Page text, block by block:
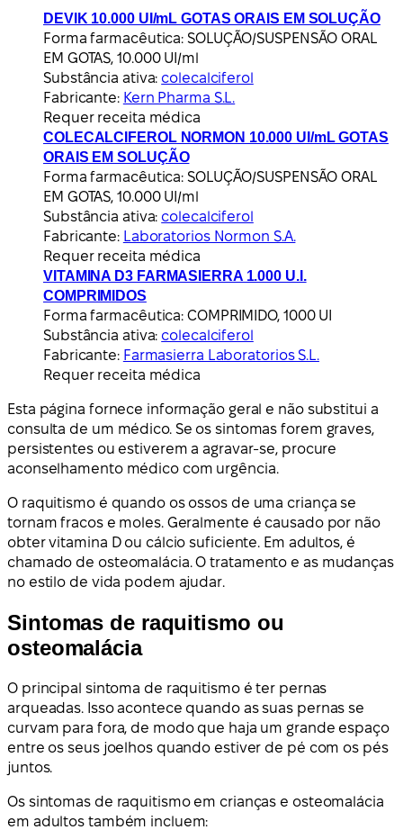
DEVIK 10.000 UI/mL GOTAS ORAIS EM SOLUÇÃO
Forma farmacêutica: SOLUÇÃO/SUSPENSÃO ORAL
EM GOTAS, 10.000 UI/ml
Substância ativa: colecalciferol
Fabricante: Kern Pharma S.L.
Requer receita médica
COLECALCIFEROL NORMON 10.000 UI/mL GOTAS
ORAIS EM SOLUÇÃO
Forma farmacêutica: SOLUÇÃO/SUSPENSÃO ORAL
EM GOTAS, 10.000 UI/ml
Substância ativa: colecalciferol
Fabricante: Laboratorios Normon S.A.
Requer receita médica
VITAMINA D3 FARMASIERRA 1.000 U.I.
COMPRIMIDOS
Forma farmacêutica: COMPRIMIDO, 1000 UI
Substância ativa: colecalciferol
Fabricante: Farmasierra Laboratorios S.L.
Requer receita médica
Esta página fornece informação geral e não substitui a
consulta de um médico. Se os sintomas forem graves,
persistentes ou estiverem a agravar-se, procure
aconselhamento médico com urgência.
O raquitismo é quando os ossos de uma criança se
tornam fracos e moles. Geralmente é causado por não
obter vitamina D ou cálcio suficiente. Em adultos, é
chamado de osteomalácia. O tratamento e as mudanças
no estilo de vida podem ajudar.
Sintomas de raquitismo ou
osteomalácia
O principal sintoma de raquitismo é ter pernas
arqueadas. Isso acontece quando as suas pernas se
curvam para fora, de modo que haja um grande espaço
entre os seus joelhos quando estiver de pé com os pés
juntos.
Os sintomas de raquitismo em crianças e osteomalácia
em adultos também incluem: